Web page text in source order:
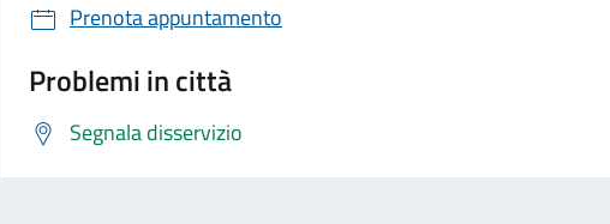
Prenota appuntamento
Problemi in città
Segnala disservizio